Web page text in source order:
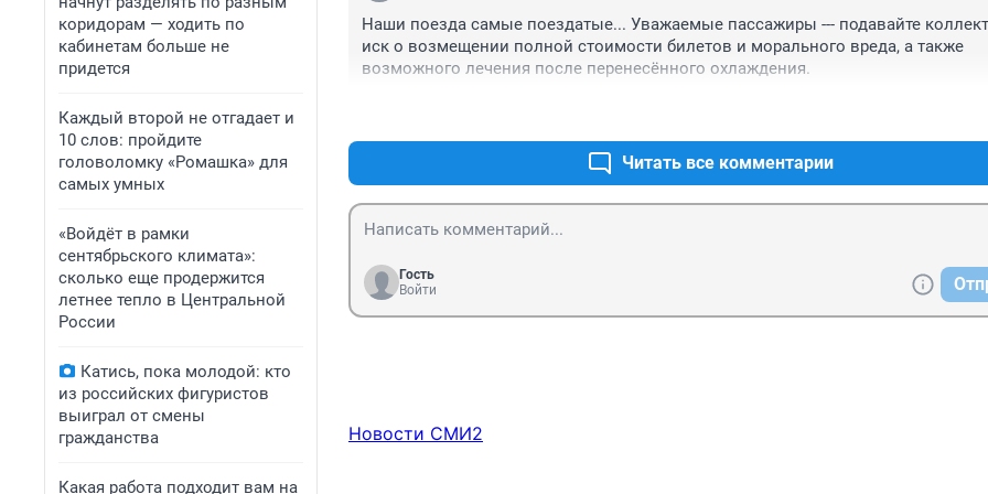
коридорам — ходить по
кабинетам больше не
придется
Каждый второй не отгадает и
10 слов: пройдите
головоломку «Ромашка» для
самых умных
«Войдёт в рамки
сентябрьского климата»:
сколько еще продержится
летнее тепло в Центральной
России
Катись, пока молодой: кто
из российских фигуристов
выиграл от смены
гражданства
Какая работа подходит вам на
Наши поезда самые поездатые... Уважаемые пассажиры --- подавайте
иск о возмещении полной стоимости билетов и морального вреда, а также
возможного лечения после перенесённого охлаждения.
Читать все комментарии
Гость
Войти
Новости СМИ2